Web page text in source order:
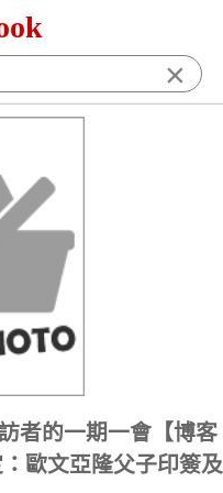
×
者的一期一會【博客
歐文亞隆父子印簽及